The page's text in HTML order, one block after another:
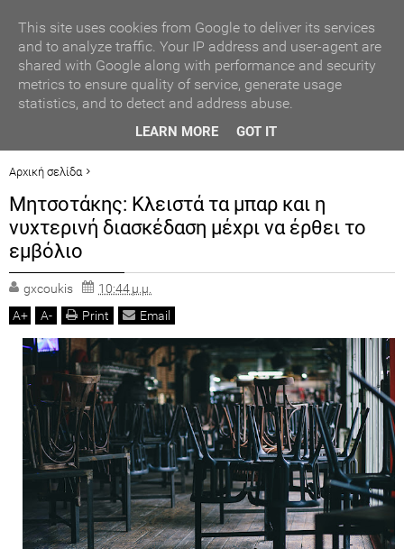
ΒΡΑΒΕΥΣΗ ΣΥΜΜΕΤΕΧΟΝΤΩΝ ΣΧΟΛΕΙΩΝ ΣΤΟΝ ΤΟΠΙΚΟ
Αρχική σελίδα
ΠΟΛΙΤΙΚΗ
ΠΡΟΤΕΙΝΟΜΕΝΟ
Μητσοτάκης: Κλειστά τα μπαρ και η νυχτερινή διασκέδαση μέχρι να έρθει
το εμβόλιο
Μητσοτάκης: Κλειστά τα μπαρ και η
νυχτερινή διασκέδαση μέχρι να έρθει το
εμβόλιο
gxcoukis
10:44 μ.μ.
A+ A- Print Email
ΑΥΤΟΔΙΟΙΚΗΣΗ
ΠΟΛΙΤΙΚΗ
ΟΙΚΟΝΟΜΙΑ
ΓΕΓΟΝΟΤΑ
ΠΟΛΙΤ. ΒΗΜΑ
This site uses cookies from Google to deliver its services
and to analyze traffic. Your IP address and user-agent are
shared with Google along with performance and security
metrics to ensure quality of service, generate usage
statistics, and to detect and address abuse.
LEARN MORE GOT IT